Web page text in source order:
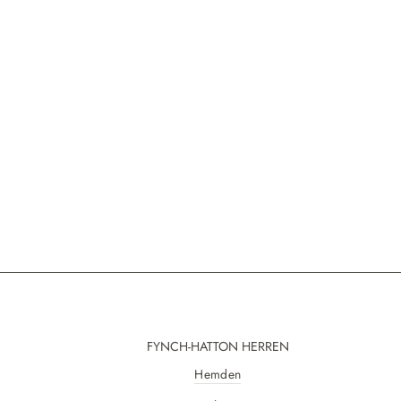
FYNCH-HATTON HERREN
Hemden